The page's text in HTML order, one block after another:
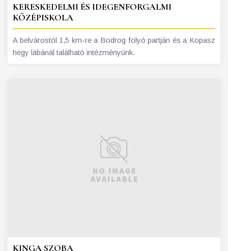
KERESKEDELMI ÉS IDEGENFORGALMI
KÖZÉPISKOLA
A belvárostól 1,5 km-re a Bodrog folyó partján és a Kopasz
hegy lábánál található intézményünk.
KINGA SZOBA